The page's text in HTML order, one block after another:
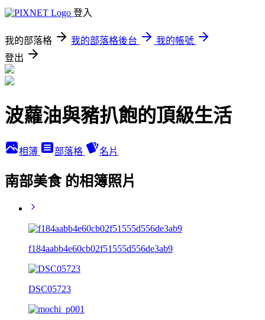
登入
我的部落格 我的部落格後台
我的帳號
登出
波蘿油與豬扒飽的頂級生活
相簿 部落格 名片
南部美食 的相簿照片
f184aabb4e60cb02f51555d556de3ab9
DSC05723